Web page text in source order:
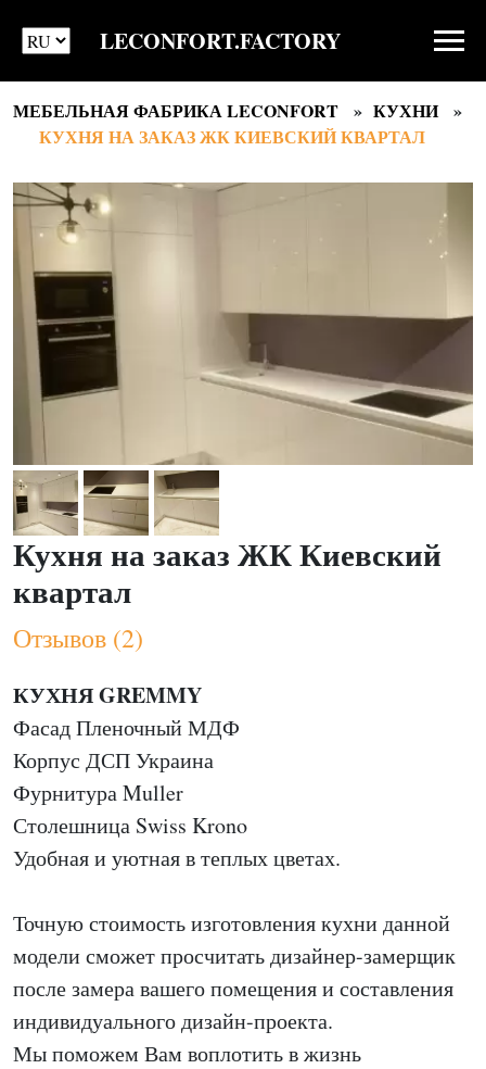
LECONFORT.FACTORY
МЕБЕЛЬНАЯ ФАБРИКА LECONFORT
КУХНИ
КУХНЯ НА ЗАКАЗ ЖК КИЕВСКИЙ КВАРТАЛ
Кухня на заказ ЖК Киевский
квартал
Отзывов (2)
КУХНЯ GREMMY
Фасад Пленочный МДФ
Корпус ДСП Украина
Фурнитура Muller
Столешница Swiss Krono
Удобная и уютная в теплых цветах.
Точную стоимость изготовления кухни данной
модели сможет просчитать дизайнер-замерщик
после замера вашего помещения и составления
индивидуального дизайн-проекта.
Мы поможем Вам воплотить в жизнь